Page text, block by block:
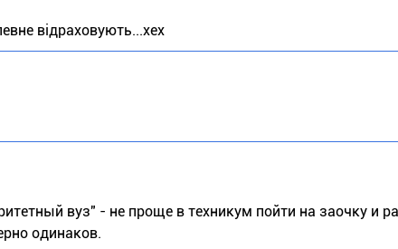
відраховують...хех
вуз" - не проще в техникум пойти на заочку и
одинаков.